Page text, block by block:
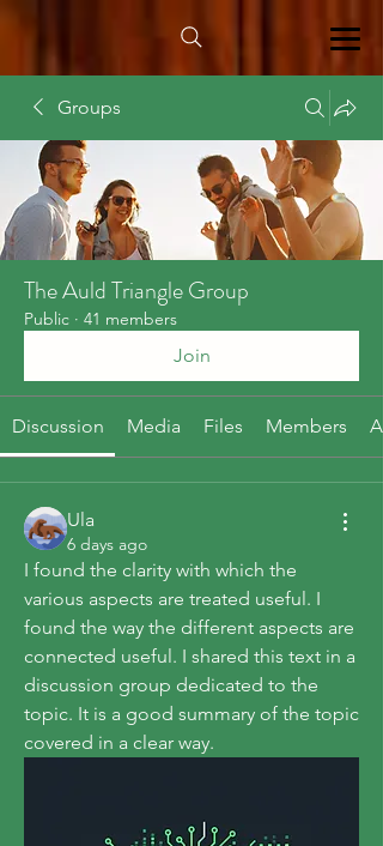
Groups
The Auld Triangle Group
Public · 41 members
Join
Discussion Media Files Members
Ula
6 days ago
I found the clarity with which the
various aspects are treated useful. I
found the way the different aspects are
connected useful. I shared this text in a
discussion group dedicated to the
topic. It is a good summary of the topic
covered in a clear way.